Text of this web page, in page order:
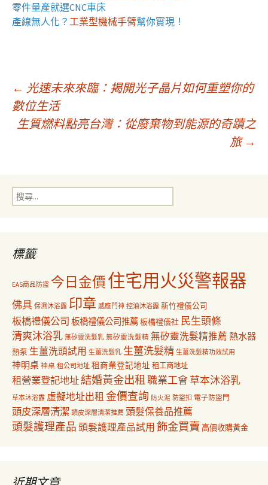
零件量產就選CNC車床
產線無人化？ 工業型機械手臂幫你實現！
文
章
覽
← 光速未來來臨：揭開光子晶片如何重塑你的
數位生活
生質燃料點亮台灣：從廢棄物到能源的奇蹟之
旅 →
搜
尋
標籤
EAS商品防盜 今日金價住宅用火災警報器
佛具 保濕沐浴露 印章 感應門神 控油沐浴露 新竹禮儀公司
板橋禮儀公司 板橋禮儀公司推薦板橋禮儀社 民生頭條
清爽沐浴乳 無矽靈洗髮乳 無矽靈洗髮精 無矽靈洗髮精推薦 熱水器
熱泵 生薑洗頭試用 生薑洗髮乳 生薑洗髮精 生薑洗髮精功效試用
神明桌 神桌 租公司地址 租商業登記地址 租工商地址
租營業登記地址結婚黃金出租職業工會草本沐浴乳
草本沐浴露 虛擬地址出租 金價查詢 防火泥 防盜扣 電子防盜門
頭皮深層清潔 頭皮深層清潔推薦 頭髮保養品推薦
頭髮護理產品 頭髮護理產品試用 飾金買賣 高價收購黃金